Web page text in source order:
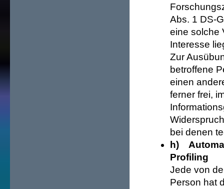
Abs. 1 DS-
eine solche
Interesse
Zur
betroffene
einen
ferner frei,
bei denen
h)
Profiling
Jede von
Person hat